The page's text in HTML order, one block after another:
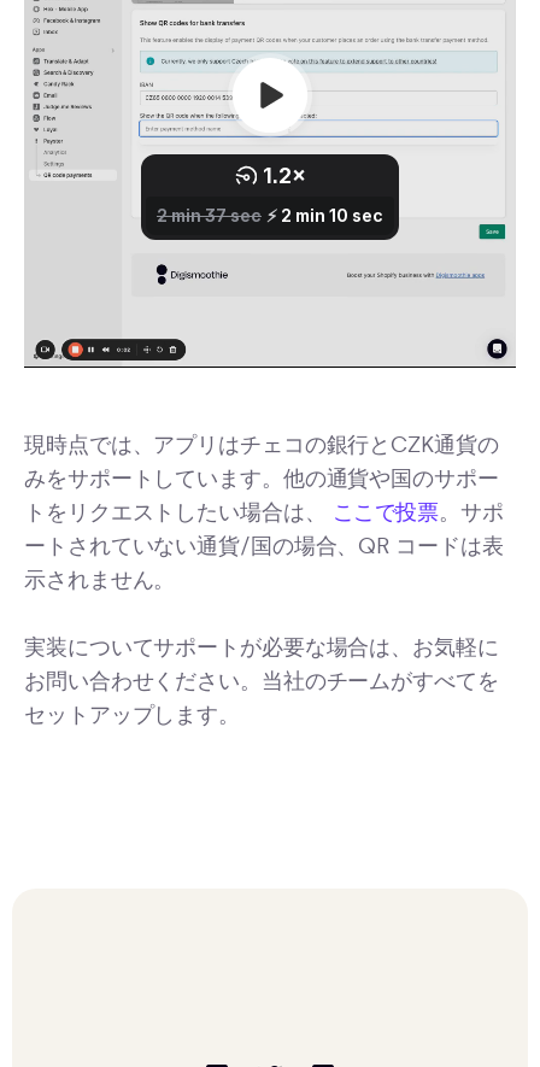
現時点では、アプリはチェコの銀行とCZK通貨の
みをサポートしています。他の通貨や国のサポー
トをリクエストしたい場合は、
ここで投票。サポ
ートされていない通貨/国の場合、QR コードは表
示されません。
実装についてサポートが必要な場合は、お気軽に
お問い合わせください。当社のチームがすべてを
セットアップします。